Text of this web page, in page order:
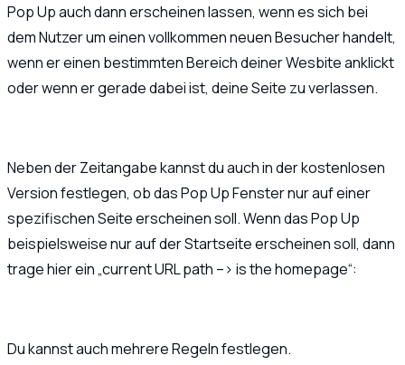
Pop Up auch dann erscheinen lassen, wenn es sich bei
dem Nutzer um einen vollkommen neuen Besucher handelt,
wenn er einen bestimmten Bereich deiner Wesbite anklickt
oder wenn er gerade dabei ist, deine Seite zu verlassen.
Neben der Zeitangabe kannst du auch in der kostenlosen
Version festlegen, ob das Pop Up Fenster nur auf einer
spezifischen Seite erscheinen soll. Wenn das Pop Up
beispielsweise nur auf der Startseite erscheinen soll, dann
trage hier ein „current URL path –> is the homepage“:
Du kannst auch mehrere Regeln festlegen.